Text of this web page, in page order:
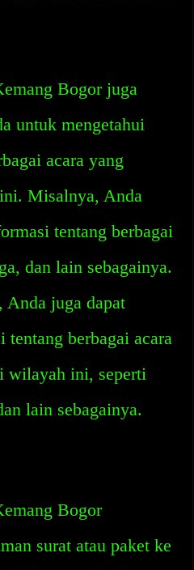
Bogor juga
untuk mengetahui
acara yang
Misalnya, Anda
tentang berbagai
dan lain sebagainya.
Anda juga dapat
tentang berbagai acara
wilayah ini, seperti
lain sebagainya.
Bogor
surat atau paket ke